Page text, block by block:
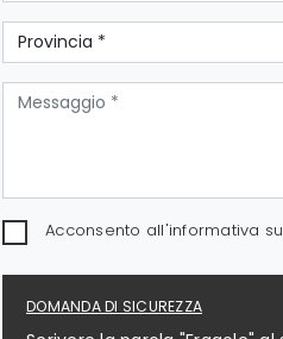
Acconsento all'informativa
DOMANDA DI SICUREZZA